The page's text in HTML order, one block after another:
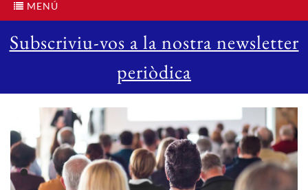
MENÚ
Subscriviu-vos a la nostra newsletter
periòdica
•